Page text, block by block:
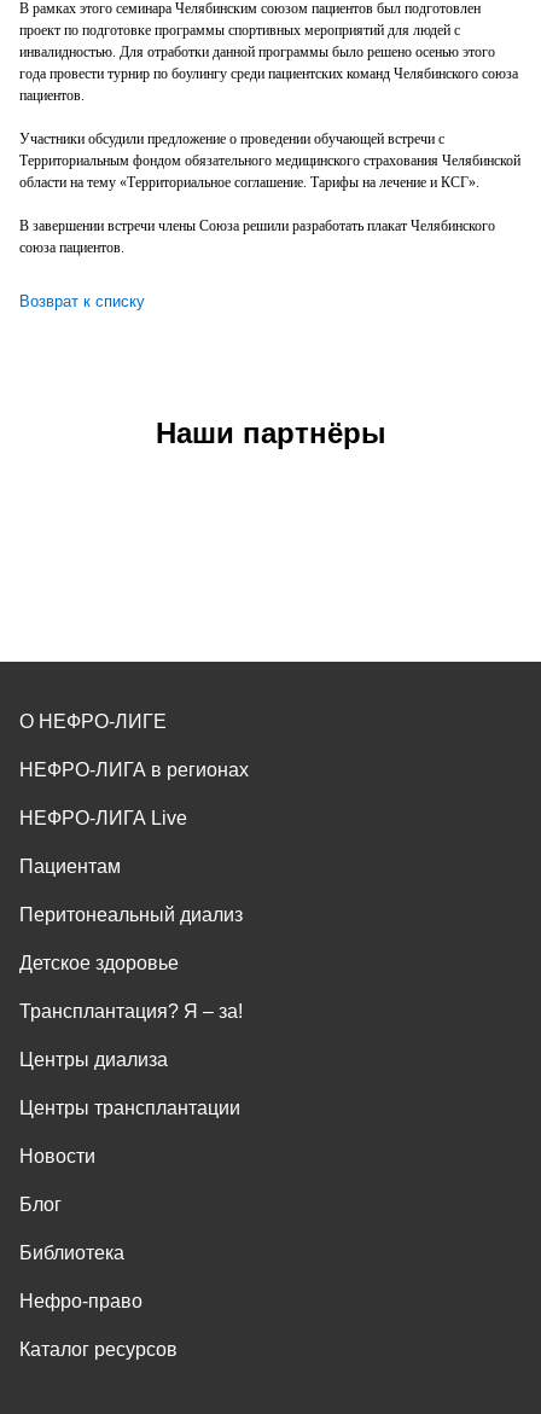
В рамках этого семинара Челябинским союзом пациентов был подготовлен
проект по подготовке программы спортивных мероприятий для людей с
инвалидностью. Для отработки данной программы было решено осенью этого
года провести турнир по боулингу среди пациентских команд Челябинского союза
пациентов.
Участники обсудили предложение о проведении обучающей встречи с
Территориальным фондом обязательного медицинского страхования Челябинской
области на тему «Территориальное соглашение. Тарифы на лечение и КСГ».
В завершении встречи члены Союза решили разработать плакат Челябинского
союза пациентов.
Возврат к списку
Наши партнёры
О НЕФРО-ЛИГЕ
НЕФРО-ЛИГА в регионах
НЕФРО-ЛИГА Live
Пациентам
Перитонеальный диализ
Детское здоровье
Трансплантация? Я ‒ за!
Центры диализа
Центры трансплантации
Новости
Блог
Библиотека
Нефро-право
Каталог ресурсов